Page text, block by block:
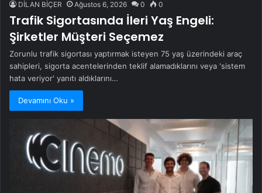
DİLAN BİÇER Ağustos 6, 2026 0 0
Trafik Sigortasında İleri Yaş Engeli:
Şirketler Müşteri Seçemez
Zorunlu trafik sigortası yaptırmak isteyen 75 yaş üzerindeki araç
sahipleri, sigorta acentelerinden teklif alamadıklarını veya 'sistem
hata veriyor' yanıtı aldıklarını…
Devamını Oku »